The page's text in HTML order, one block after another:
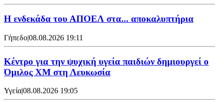
Η ενδεκάδα του ΑΠΟΕΛ στα... αποκαλυπτήρια
Γήπεδο|08.08.2026 19:11
Κέντρο για την ψυχική υγεία παιδιών δημιουργεί ο
Όμιλος XM στη Λευκωσία
Υγεία|08.08.2026 19:05